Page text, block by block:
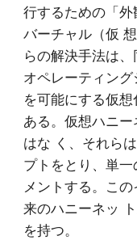
行するための「
バーチャル（仮
らの解決手法は
オペレーティン
を可能にする仮
ある。仮想ハニ
はな く、それら
プトをとり、単
メントする。こ
来のハニーネッ
を持つ。